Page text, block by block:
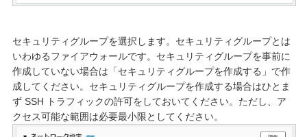
セキュリティグループを選択します。セキュリティグループとは
いわゆるファイアウォールです。セキュリティグループを事前に
作成していない場合は「セキュリティグループを作成する」で作
成してください。セキュリティグループを作成する場合はひとま
ず SSH トラフィックの許可をしておいてください。ただし、ア
クセス可能な範囲は必要最小限としてください。